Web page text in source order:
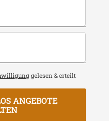
gelesen & erteilt
ANGEBOTE